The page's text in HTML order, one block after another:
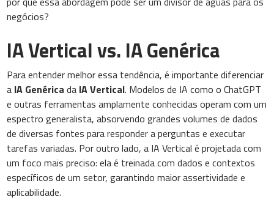
negócios?
IA Vertical vs. IA Genérica
Para entender melhor essa tendência, é importante diferenciar
a IA Genérica da IA Vertical. Modelos de IA como o ChatGPT
e outras ferramentas amplamente conhecidas operam com um
espectro generalista, absorvendo grandes volumes de dados
de diversas fontes para responder a perguntas e executar
tarefas variadas. Por outro lado, a IA Vertical é projetada com
um foco mais preciso: ela é treinada com dados e contextos
específicos de um setor, garantindo maior assertividade e
aplicabilidade.